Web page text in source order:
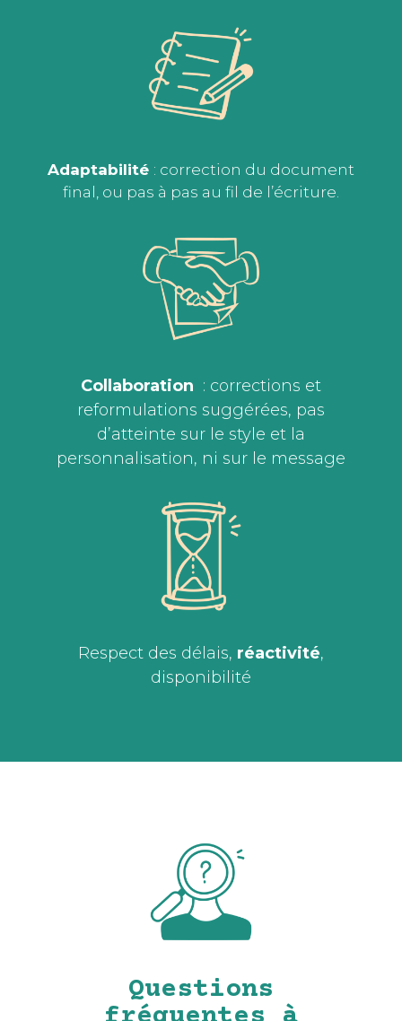
Adaptabilité : correction du document
final, ou pas à pas au fil de l’écriture.
Collaboration : corrections et
reformulations suggérées, pas
d’atteinte sur le style et la
personnalisation, ni sur le message
Respect des délais, réactivité,
disponibilité
Questions